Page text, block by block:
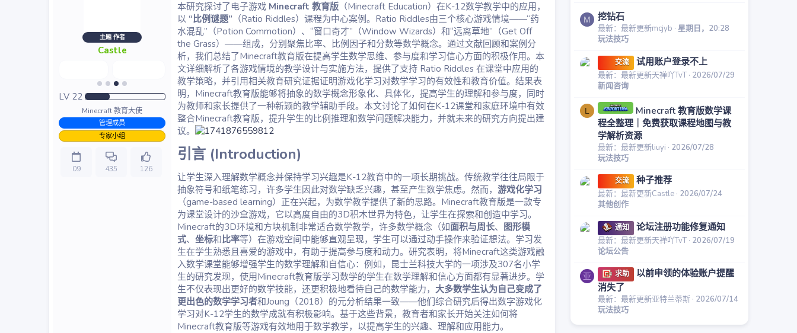
主题 作者
Castle
LV 22
Minecraft 教育大使
管理成员
专家小组
09 435 126
本研究探讨了电子游戏 Minecraft 教育版 （Minecraft Education）在K-12数学教学中的应用，
以 “比例谜题” （Ratio Riddles）课程为中心案例。Ratio Riddles由三个核心游戏情境——“药
水混乱”（Potion Commotion）、“窗口奇才”（Window Wizards）和“远离草地”（Get Off
the Grass）——组成，分别聚焦比率、比例因子和分数等数学概念。通过文献回顾和案例分
析，我们总结了Minecraft教育版在提高学生数学思维、参与度和学习信心方面的积极作用。本
文详细解析了各游戏情境的教学设计与实施方法，提供了支持 Ratio Riddles 在课堂中应用的
教学策略，并引用相关教育研究证据证明游戏化学习对数学学习的有效性和教育价值。结果表
明，Minecraft教育版能够将抽象的数学概念形象化、具体化，提高学生的理解和参与度，同时
为教师和家长提供了一种新颖的教学辅助手段。本文讨论了如何在K-12课堂和家庭环境中有效
整合Minecraft教育版，提升学生的比例推理和数学问题解决能力，并就未来的研究方向提出建
议。
引言 (Introduction)​
让学生深入理解数学概念并保持学习兴趣是K-12教育中的一项长期挑战。传统教学往往局限于
抽象符号和纸笔练习，许多学生因此对数学缺乏兴趣，甚至产生数学焦虑。然而， 游戏化学习
（game-based learning）正在兴起，为数学教学提供了新的思路。Minecraft教育版是一款专
为课堂设计的沙盒游戏，它以高度自由的3D积木世界为特色，让学生在探索和创造中学习。
Minecraft的3D环境和方块机制非常适合数学教学，许多数学概念（如面积与周长、
图形模
式、 坐标和比率等）在游戏空间中能够直观呈现，学生可以通过动手操作来验证想法。学习发
生在学生熟悉且喜爱的游戏中，有助于提高参与度和动力。研究表明，将Minecraft这类游戏融
入数学课堂能够增强学生的数学理解和自信心：例如，昆士兰科技大学的一项涉及307名小学
生的研究发现，使用Minecraft教育版学习数学的学生在数学理解和信心方面都有显著进步。学
生不仅表现出更好的数学技能，还更积极地看待自己的数学能力， 大多数学生认为自己变成了
更出色的数学学习者和Joung（2018）的元分析结果一致——他们综合研究后得出数字游戏化
学习对K-12学生的数学成就有积极影响。基于这些背景，教育者和家长开始关注如何将
Minecraft教育版等游戏有效地用于数学教学，以提高学生的兴趣、理解和应用能力。
M 挖钻石
最新：最新更新mcjyb 星期日，20:28
玩法技巧
交流 试用账户登录不上
最新：最新更新天禅吖TvT 2026/07/29
新闻咨询
L
Minecraft 教育版数学课
程全整理｜免费获取课程地图与教
学解析资源
最新：最新更新liuyi
2026/07/28
玩法技巧
交流 种子推荐
最新：最新更新Castle 2026/07/24
其他创作
通知 论坛注册功能修复通知
最新：最新更新天禅吖TvT 2026/07/19
论坛公告
亚 求助
以前申领的体验账户提醒
消失了
最新：最新更新亚特兰蒂斯 2026/07/14
玩法技巧